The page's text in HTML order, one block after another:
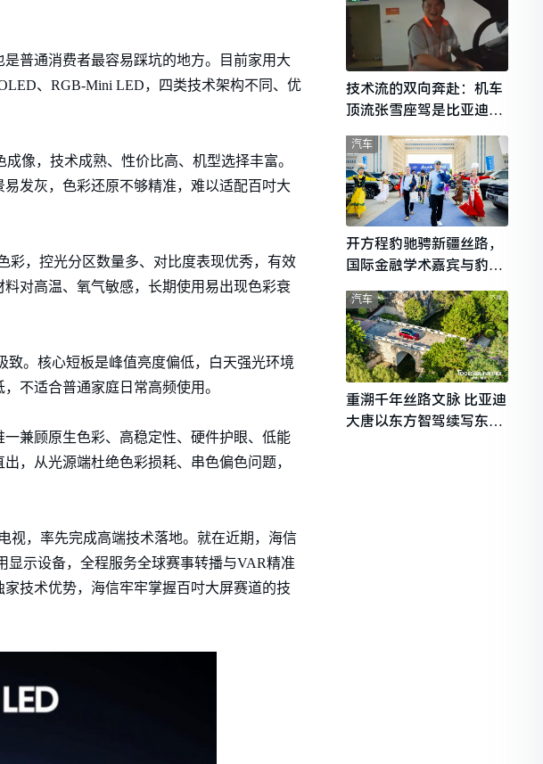
普通消费者最容易踩坑的地方。目前家用大
、RGB-Mini LED，四类技术架构不同、优
像，技术成熟、性价比高、机型选择丰富。
发灰，色彩还原不够精准，难以适配百吋大
彩，控光分区数量多、对比度表现优秀，有效
对高温、氧气敏感，长期使用易出现色彩衰
。核心短板是峰值亮度偏低，白天强光环境
不适合普通家庭日常高频使用。
兼顾原生色彩、高稳定性、硬件护眼、低能
，从光源端杜绝色彩损耗、串色偏色问题，
视，率先完成高端技术落地。就在近期，海信
显示设备，全程服务全球赛事转播与VAR精准
技术优势，海信牢牢掌握百吋大屏赛道的技
技术流的双向奔赴：机车
顶流张雪座驾是比亚迪秦
L
开方程豹驰骋新疆丝路，
国际金融学术嘉宾与豹友
共赴山海热爱
汽车
重溯千年丝路文脉 比亚迪
大唐以东方智驾续写东西
汽车